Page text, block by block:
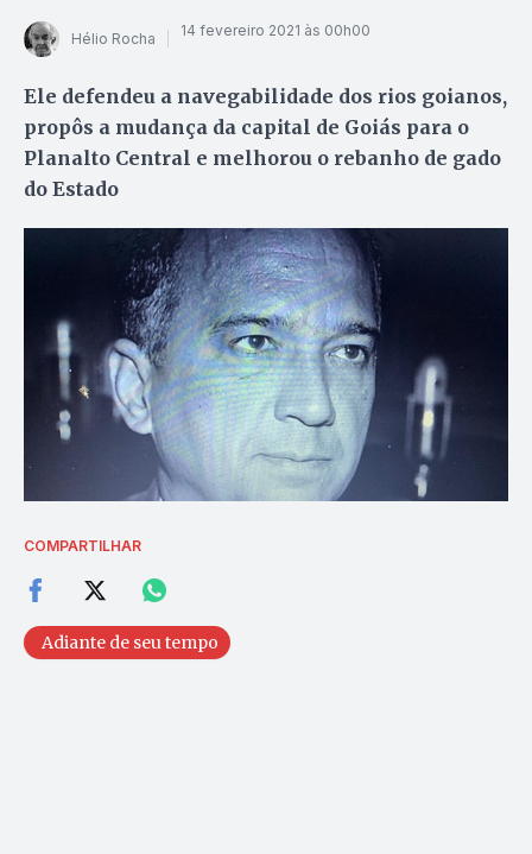
Hélio Rocha 14 fevereiro 2021 às 00h00
Ele defendeu a navegabilidade dos rios goianos,
propôs a mudança da capital de Goiás para o
Planalto Central e melhorou o rebanho de gado
do Estado
COMPARTILHAR
Adiante de seu tempo